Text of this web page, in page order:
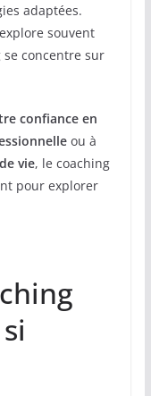
adaptées.
souvent
se concentre sur
confiance en
ou à
vie, le coaching
pour explorer